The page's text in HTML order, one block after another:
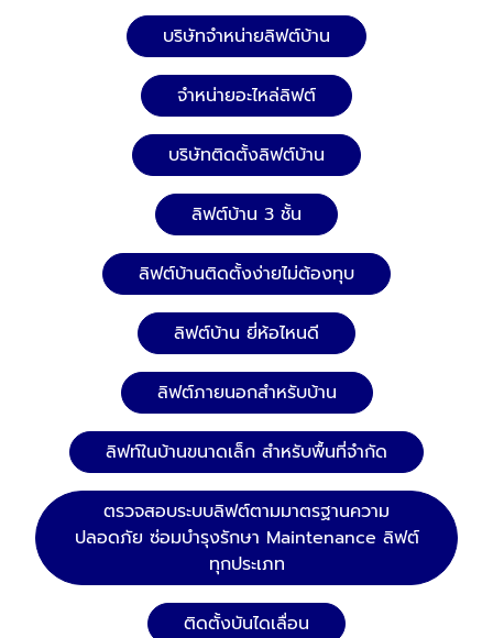
บริษัทจำหน่ายลิฟต์บ้าน
จำหน่ายอะไหล่ลิฟต์
บริษัทติดตั้งลิฟต์บ้าน
ลิฟต์บ้าน 3 ชั้น
ลิฟต์บ้านติดตั้งง่ายไม่ต้องทุบ
ลิฟต์บ้าน ยี่ห้อไหนดี
ลิฟต์ภายนอกสำหรับบ้าน
ลิฟท์ในบ้านขนาดเล็ก สำหรับพื้นที่จำกัด
ตรวจสอบระบบลิฟต์ตามมาตรฐานความ
ปลอดภัย ซ่อมบำรุงรักษา Maintenance ลิฟต์
ทุกประเภท
ติดตั้งบันไดเลื่อน